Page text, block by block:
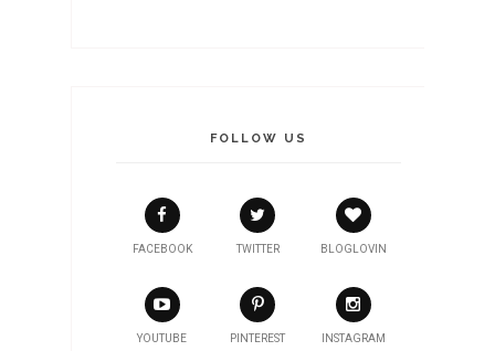
FOLLOW US
FACEBOOK TWITTER BLOGLOVIN
YOUTUBE PINTEREST INSTAGRAM